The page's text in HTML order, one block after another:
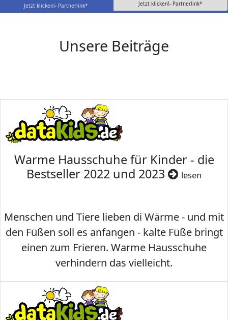
Jetzt klicken!- Partnerlink* Jetzt klicken!- Partnerlink*
Unsere Beiträge
Warme Hausschuhe für Kinder - die
Bestseller 2022 und 2023
lesen
Menschen und Tiere lieben di Wärme - und mit
den Füßen soll es anfangen - kalte Füße bringt
einen zum Frieren. Warme Hausschuhe
verhindern das vielleicht.